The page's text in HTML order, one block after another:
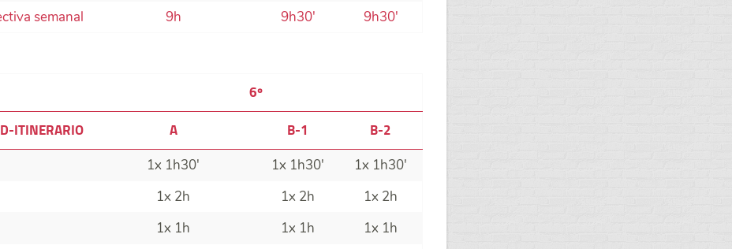
semanal
9h 9h30' 9h30'
6º
ITINERARIO
A B-1 B-2
1x 1h30' 1x 1h30'
1x 1h30'
1x 2h 1x 2h
1x 2h
1x 1h 1x 1h
1x 1h